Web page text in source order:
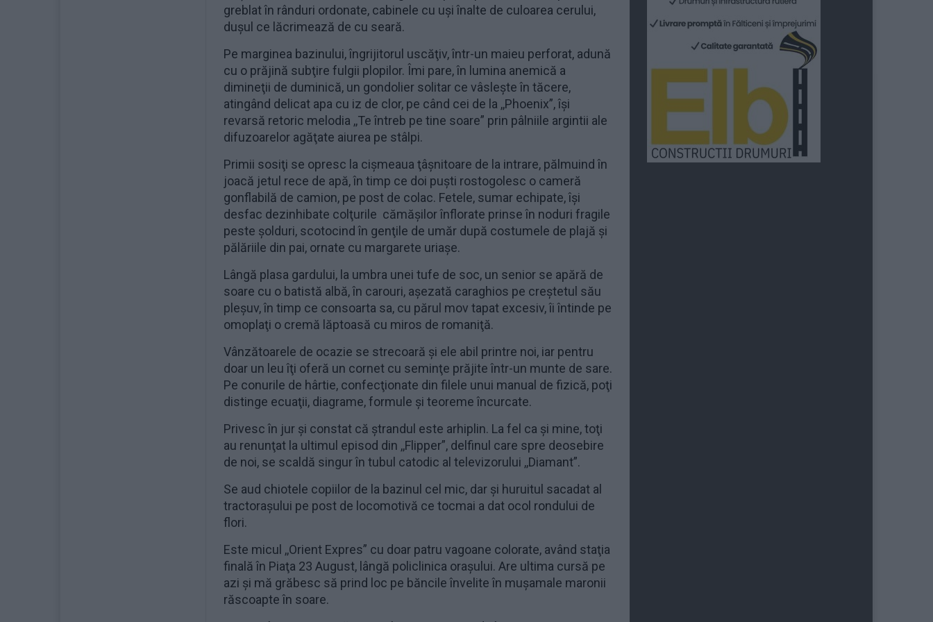
greblat în rânduri ordonate, cabinele cu uşi înalte de culoarea cerului,
duşul ce lăcrimează de cu seară.
Pe marginea bazinului, îngrijitorul uscăţiv, într-un maieu perforat, adună
cu o prăjină subţire fulgii plopilor. Îmi pare, în lumina anemică a
dimineţii de duminică, un gondolier solitar ce vâsleşte în tăcere,
atingând delicat apa cu iz de clor, pe când cei de la ,,Phoenix”, îşi
revarsă retoric melodia ,,Te întreb pe tine soare” prin pâlniile argintii ale
difuzoarelor agăţate aiurea pe stâlpi.
Primii sosiţi se opresc la cişmeaua ţâşnitoare de la intrare, pălmuind în
joacă jetul rece de apă, în timp ce doi puşti rostogolesc o cameră
gonflabilă de camion, pe post de colac. Fetele, sumar echipate, îşi
desfac dezinhibate colţurile cămăşilor înflorate prinse în noduri fragile
peste şolduri, scotocind în genţile de umăr după costumele de plajă şi
pălăriile din pai, ornate cu margarete uriaşe.
Lângă plasa gardului, la umbra unei tufe de soc, un senior se apără de
soare cu o batistă albă, în carouri, aşezată caraghios pe creştetul său
pleşuv, în timp ce consoarta sa, cu părul mov tapat excesiv, îi întinde pe
omoplaţi o cremă lăptoasă cu miros de romaniţă.
Vânzătoarele de ocazie se strecoară şi ele abil printre noi, iar pentru
doar un leu îţi oferă un cornet cu seminţe prăjite într-un munte de sare.
Pe conurile de hârtie, confecţionate din filele unui manual de fizică, poţi
distinge ecuaţii, diagrame, formule şi teoreme încurcate.
Privesc în jur şi constat că ştrandul este arhiplin. La fel ca şi mine, toţi
au renunţat la ultimul episod din ,,Flipper”, delfinul care spre deosebire
de noi, se scaldă singur în tubul catodic al televizorului ,,Diamant”.
Se aud chiotele copiilor de la bazinul cel mic, dar şi huruitul sacadat al
tractoraşului pe post de locomotivă ce tocmai a dat ocol rondului de
flori.
Este micul ,,Orient Expres” cu doar patru vagoane colorate, având staţia
finală în Piaţa 23 August, lângă policlinica oraşului. Are ultima cursă pe
azi şi mă grăbesc să prind loc pe băncile învelite în muşamale maronii
răscoapte în soare.